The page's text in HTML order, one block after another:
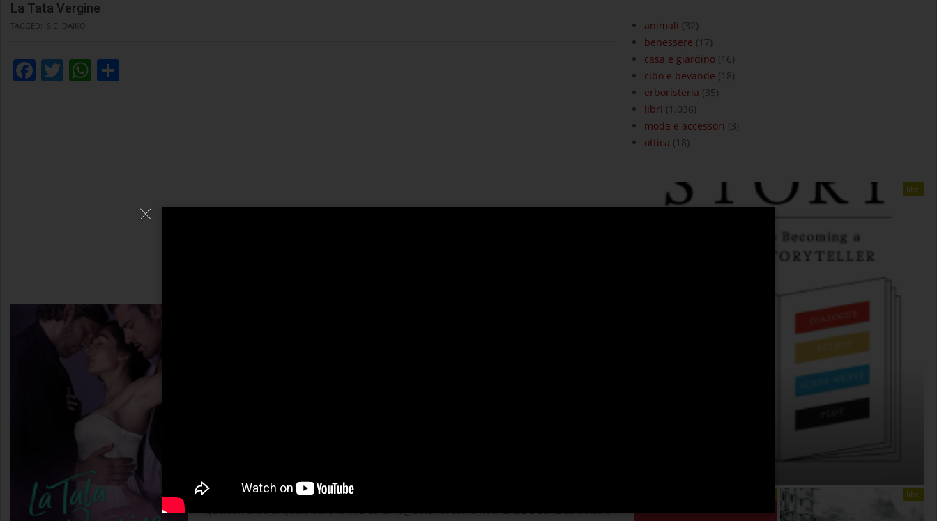
La Tata Vergine
TAGGED: S.C. DAIKO
Facebook
TwitterWhatsApp
potrebbero essere interessati a una vergine ventiduenne come me. Dovrò trovare
qualcun altro al quale dare la mia carta V, giusto? Sì come no… GABE E LUKE La dolce e
animali (32)
benessere (17)
casa e giardino(16)
cibo e bevande (18)
erboristeria (35)
libri (1.036)
moda e accessori (3)
ottica (18)
libri
libri